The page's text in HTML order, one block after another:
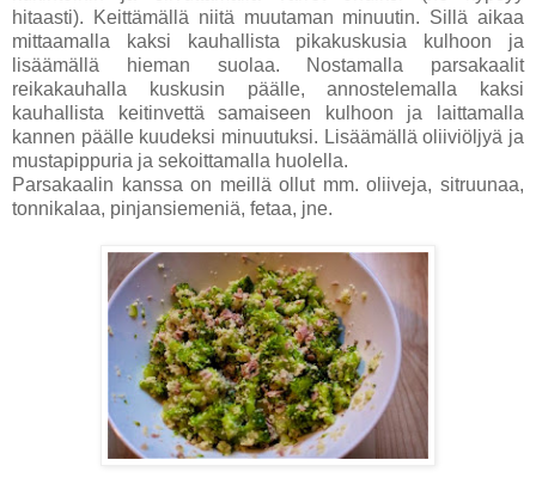
hitaasti). Keittämällä niitä muutaman minuutin. Sillä aikaa
mittaamalla kaksi kauhallista pikakuskusia kulhoon ja
lisäämällä hieman suolaa. Nostamalla parsakaalit
reikakauhalla kuskusin päälle, annostelemalla kaksi
kauhallista keitinvettä samaiseen kulhoon ja laittamalla
kannen päälle kuudeksi minuutuksi. Lisäämällä oliiviöljyä ja
mustapippuria ja sekoittamalla huolella.
Parsakaalin kanssa on meillä ollut mm. oliiveja, sitruunaa,
tonnikalaa, pinjansiemeniä, fetaa, jne.